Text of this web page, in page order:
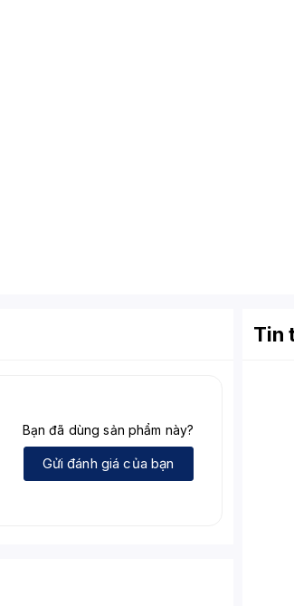
Bạn đã dùng sản phẩm này?
Gửi đánh giá của bạn
Tin